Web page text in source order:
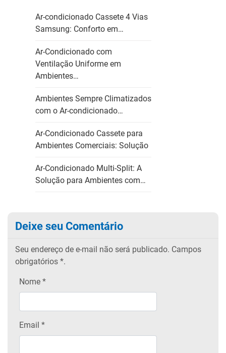
Ar-condicionado Cassete 4 Vias
Samsung: Conforto em…
Ar-Condicionado com
Ventilação Uniforme em
Ambientes…
Ambientes Sempre Climatizados
com o Ar-condicionado…
Ar-Condicionado Cassete para
Ambientes Comerciais: Solução
Ar-Condicionado Multi-Split: A
Solução para Ambientes com…
Deixe seu Comentário
Seu endereço de e-mail não será publicado. Campos
obrigatórios *.
Nome *
Email *